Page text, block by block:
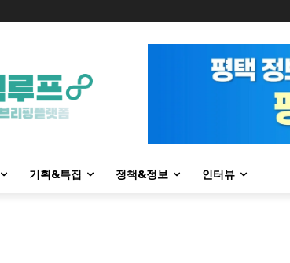
기획&특집 정책&정보 인터뷰